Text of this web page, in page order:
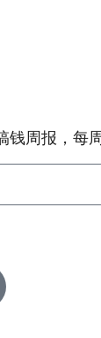
钱周报，每